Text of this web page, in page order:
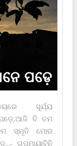
ସୂର୍ଯ୍ୟ
ବି ତମ
ସ୍ମୃତି ମୋର
ଗପୁମାୟାବିନି